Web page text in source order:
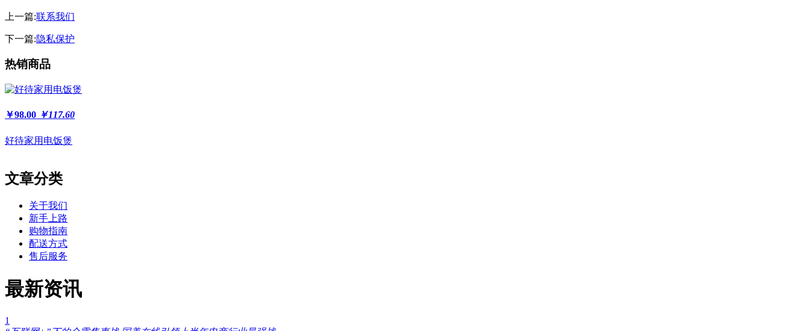
上一篇:联系我们
下一篇:隐私保护
热销商品
￥98.00 ￥117.60
好待家用电饭煲
文章分类
关于我们
新手上路
购物指南
配送方式
售后服务
最新资讯
1